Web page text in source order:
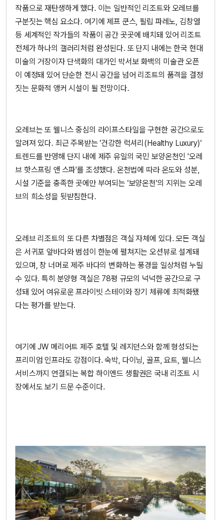
작품으로 재탄생하게 했다. 이는 일반적인 리조트와 오레브를
구분짓는 핵심 요소다. 여기에 제프 쿤스, 필립 파레노, 김창열
등 세계적인 작가들의 작품이 공간 곳곳에 배치돼 있어 리조트
전체가 하나의 갤러리처럼 완성된다. 또 단지 내에는 한국 현대
미술의 거장이자 단색화의 대가인 박서보 화백의 미술관 오픈
이 예정돼 있어 단순한 전시 공간을 넘어 리조트의 품격을 결정
짓는 문화적 앵커 시설이 될 전망이다.
오레브는 또 웰니스 중심의 라이프스타일을 구현한 공간으로도
알려져 있다. 최근 주목받는 '건강한 럭셔리(Healthy Luxury)'
트렌드를 반영해 단지 내에 제주 유일의 국민 보양온천인 '오레
브 핫스프링 앤 스파'를 조성했다. 온천법에 따라 온도와 성분,
시설 기준을 충족한 곳에만 부여되는 '보양온천'의 지위는 오레
브의 희소성을 뒷받침한다.
오레브 리조트의 또 다른 차별점은 객실 자체에 있다. 모든 객실
은 서귀포 앞바다와 범섬이 한눈에 펼쳐지는 오션뷰로 설계돼
있으며, 창 너머로 제주 바다의 변화하는 풍경을 일상처럼 누릴
수 있다. 특히 분양형 객실은 78평 규모의 넉넉한 공간으로 구
성돼 있어 여유로운 프라이빗 스테이와 장기 체류에 최적화됐
다는 평가를 받는다.
여기에 JW 메리어트 제주 호텔 및 레지던스와 함께 형성되는
프리미엄 인프라도 강점이다. 숙박, 다이닝, 골프, 요트, 웰니스
서비스까지 연결되는 복합 하이엔드 생활권은 국내 리조트 시
장에서도 보기 드문 수준이다.